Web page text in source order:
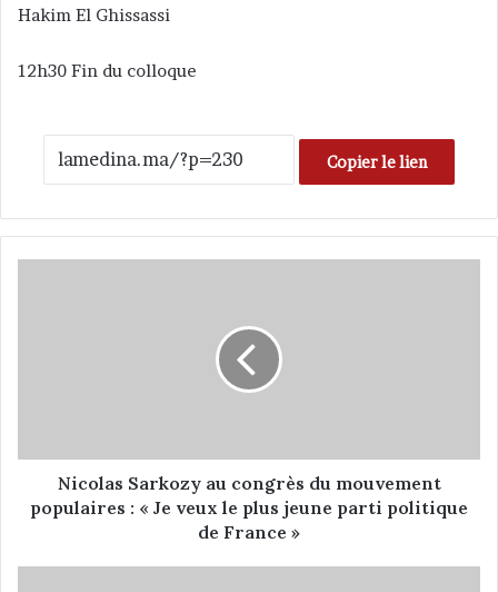
Hakim El Ghissassi
12h30 Fin du colloque
Copier le lien
a
Nicolas Sarkozy au congrès du mouvement
populaires : « Je veux le plus jeune parti politique
de France »